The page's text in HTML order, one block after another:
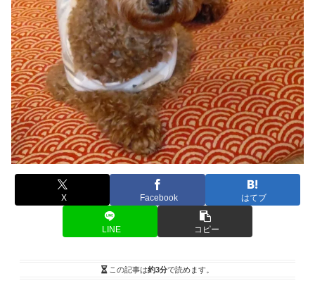
X Facebook はてブ
LINE コピー
この記事は約3分で読めます。